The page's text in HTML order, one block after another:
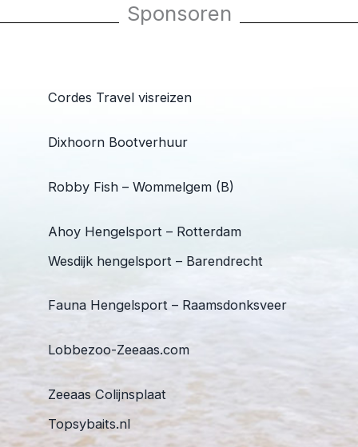
Sponsoren
Cordes Travel visreizen
Dixhoorn Bootverhuur
Robby Fish – Wommelgem (B)
Ahoy Hengelsport – Rotterdam
Wesdijk hengelsport – Barendrecht
Fauna Hengelsport – Raamsdonksveer
Lobbezoo-Zeeaas.com
Zeeaas Colijnsplaat
Topsybaits.nl